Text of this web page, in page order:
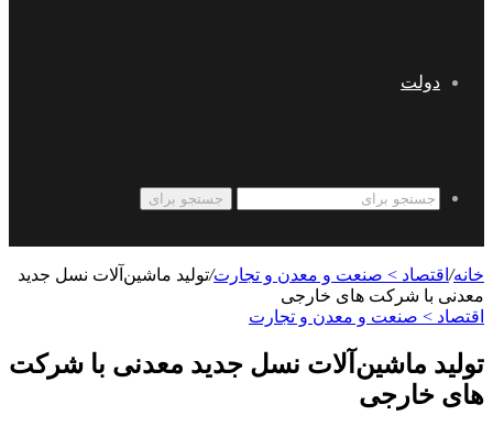
دولت
جستجو برای
خانه/ اقتصاد > صنعت و معدن و تجارت/تولید ماشین‌آلات نسل جدید
معدنی با شرکت های خارجی
اقتصاد > صنعت و معدن و تجارت
تولید ماشین‌آلات نسل جدید معدنی با شرکت
های خارجی